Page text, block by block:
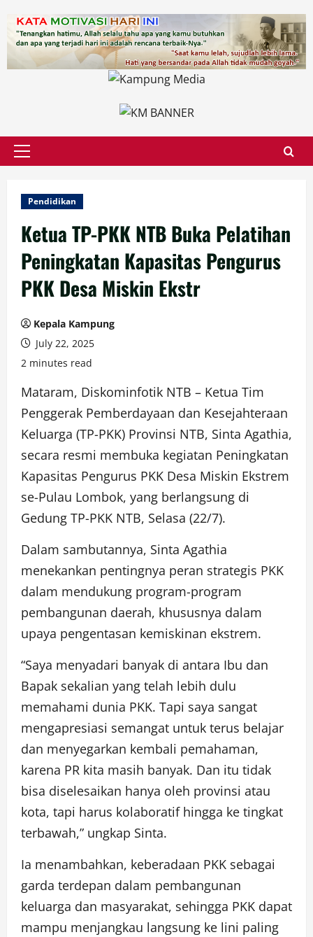
content
Primary
Pendidikan
Ketua TP-PKK NTB Buka Pelatihan
Peningkatan Kapasitas Pengurus
PKK Desa Miskin Ekstr
Kepala Kampung
July 22, 2025
2 minutes read
Mataram, Diskominfotik NTB – Ketua Tim
Penggerak Pemberdayaan dan Kesejahteraan
Keluarga (TP-PKK) Provinsi NTB, Sinta Agathia,
secara resmi membuka kegiatan Peningkatan
Kapasitas Pengurus PKK Desa Miskin Ekstrem
se-Pulau Lombok, yang berlangsung di
Gedung TP-PKK NTB, Selasa (22/7).
Dalam sambutannya, Sinta Agathia
menekankan pentingnya peran strategis PKK
dalam mendukung program-program
pembangunan daerah, khususnya dalam
upaya pengentasan kemiskinan ekstrem.
“Saya menyadari banyak di antara Ibu dan
Bapak sekalian yang telah lebih dulu
memahami dunia PKK. Tapi saya sangat
mengapresiasi semangat untuk terus belajar
dan menyegarkan kembali pemahaman,
karena PR kita masih banyak. Dan itu tidak
bisa diselesaikan hanya oleh provinsi atau
kota, tapi harus kolaboratif hingga ke tingkat
terbawah,” ungkap Sinta.
Ia menambahkan, keberadaan PKK sebagai
garda terdepan dalam pembangunan
keluarga dan masyarakat, sehingga PKK dapat
mampu menjangkau langsung ke lini paling